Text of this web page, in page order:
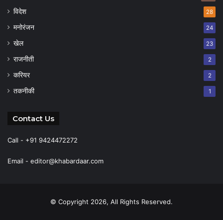
विदेश 28
मनोरंजन 24
खेल 23
राजनीती 2
करियर 2
तकनीकी 1
Contact Us
Call - +91 9424472272
Email - editor@khabardaar.com
© Copyright 2026, All Rights Reserved.